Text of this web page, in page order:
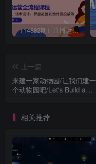
（14882期）直播运营全流程课程-5月更新：从起号、话术设计、罗盘运营到微付费投放等
上一篇
来建一家动物园/让我们建一
个动物园吧/Let's Build a
相关推荐